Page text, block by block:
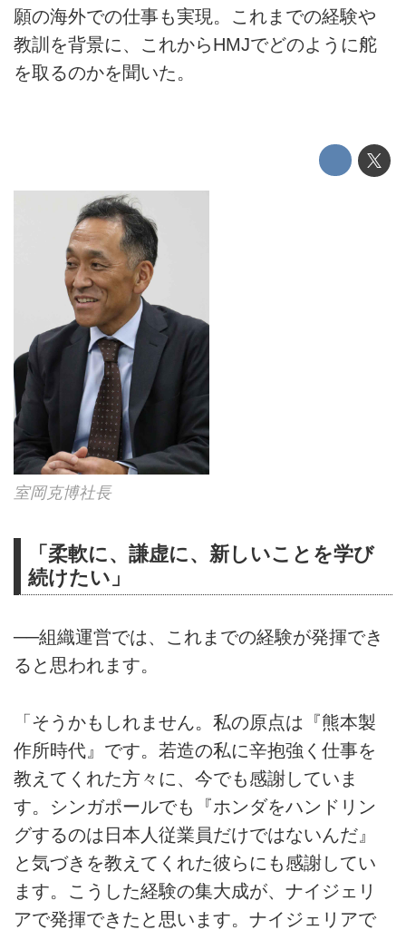
願の海外での仕事も実現。これまでの経験や
教訓を背景に、これからHMJでどのように舵
を取るのかを聞いた。
室岡克博社長
「柔軟に、謙虚に、新しいことを学び
続けたい」
──組織運営では、これまでの経験が発揮でき
ると思われます。
「そうかもしれません。私の原点は『熊本製
作所時代』です。若造の私に辛抱強く仕事を
教えてくれた方々に、今でも感謝していま
す。シンガポールでも『ホンダをハンドリン
グするのは日本人従業員だけではないんだ』
と気づきを教えてくれた彼らにも感謝してい
ます。こうした経験の集大成が、ナイジェリ
アで発揮できたと思います。ナイジェリアで